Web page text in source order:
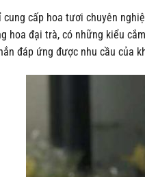
cung cấp hoa tươi chuyên
hoa đại trà, có những kiểu
đáp ứng được nhu cầu của